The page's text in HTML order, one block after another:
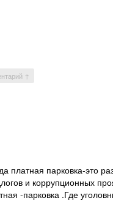
↑
платная парковка-это
и коррупционных
-парковка .Где